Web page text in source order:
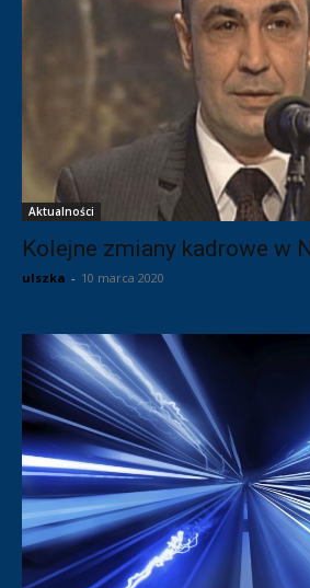
Aktualności
Kolejne zmiany kadrowe w
ulszka - 10 marca 2020